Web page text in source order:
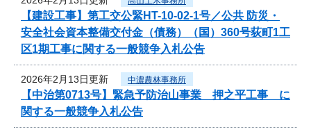
【建設工事】第工交公緊HT-10-02-1号／公共 防災・
安全社会資本整備交付金（債務）（国）360号荻町1工
区1期工事に関する一般競争入札公告
2026年2月13日更新 中濃農林事務所
【中治第0713号】緊急予防治山事業 押之平工事 に
関する一般競争入札公告